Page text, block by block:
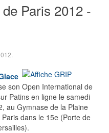
Paris 2012 -
son Open International de
Patins en ligne le samedi
au Gymnase de la Plaine
dans le 15e (Porte de